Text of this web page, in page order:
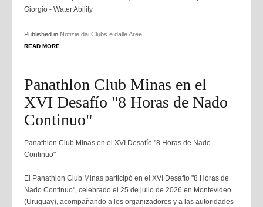
Giorgio - Water Ability
Published in Notizie dai Clubs e dalle Aree
READ MORE...
Panathlon Club Minas en el
XVI Desafío "8 Horas de Nado
Continuo"
Panathlon Club Minas en el XVI Desafío "8 Horas de Nado
Continuo"
El Panathlon Club Minas participó en el XVI Desafío "8 Horas de
Nado Continuo", celebrado el 25 de julio de 2026 en Montevideo
(Uruguay), acompañando a los organizadores y a las autoridades